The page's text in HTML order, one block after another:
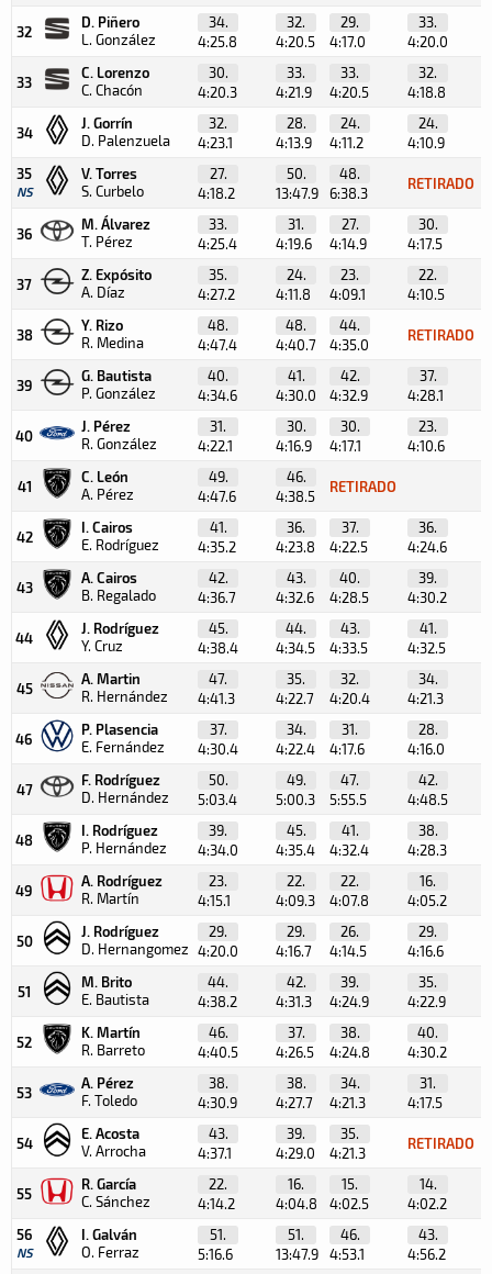
32
D. Piñero
L. González
34.
4:25.8
32.
4:20.5
29.
4:17.0
33.
4:20.0
33
C. Lorenzo
C. Chacón
30.
4:20.3
33.
4:21.9
33.
4:20.5
32.
4:18.8
34
J. Gorrín
D. Palenzuela
32.
4:23.1
28.
4:13.9
24.
4:11.2
24.
4:10.9
35
NS
V. Torres
S. Curbelo
27.
4:18.2
50.
13:47.9
48.
6:38.3
RETIRADO
36
M. Álvarez
T. Pérez
33.
4:25.4
31.
4:19.6
27.
4:14.9
30.
4:17.5
37
Z. Expósito
A. Díaz
35.
4:27.2
24.
4:11.8
23.
4:09.1
22.
4:10.5
38
Y. Rizo
R. Medina
48.
4:47.4
48.
4:40.7
44.
4:35.0
RETIRADO
39
G. Bautista
P. González
40.
4:34.6
41.
4:30.0
42.
4:32.9
37.
4:28.1
40
J. Pérez
R. González
31.
4:22.1
30.
4:16.9
30.
4:17.1
23.
4:10.6
41
C. León
A. Pérez
49.
4:47.6
46.
4:38.5
RETIRADO
42
I. Cairos
E. Rodríguez
41.
4:35.2
36.
4:23.8
37.
4:22.5
36.
4:24.6
43
A. Cairos
B. Regalado
42.
4:36.7
43.
4:32.6
40.
4:28.5
39.
4:30.2
44
J. Rodríguez
Y. Cruz
45.
4:38.4
44.
4:34.5
43.
4:33.5
41.
4:32.5
45
A. Martin
R. Hernández
47.
4:41.3
35.
4:22.7
32.
4:20.4
34.
4:21.3
46
P. Plasencia
E. Fernández
37.
4:30.4
34.
4:22.4
31.
4:17.6
28.
4:16.0
47
F. Rodríguez
D. Hernández
50.
5:03.4
49.
5:00.3
47.
5:55.5
42.
4:48.5
48
I. Rodríguez
P. Hernández
39.
4:34.0
45.
4:35.4
41.
4:32.4
38.
4:28.3
49
A. Rodríguez
R. Martín
23.
4:15.1
22.
4:09.3
22.
4:07.8
16.
4:05.2
50
J. Rodríguez
D. Hernangomez
29.
4:20.0
29.
4:16.7
26.
4:14.5
29.
4:16.6
51
M. Brito
E. Bautista
44.
4:38.2
42.
4:31.3
39.
4:24.9
35.
4:22.9
52
K. Martín
R. Barreto
46.
4:40.5
37.
4:26.5
38.
4:24.8
40.
4:30.2
53
A. Pérez
F. Toledo
38.
4:30.9
38.
4:27.7
34.
4:21.3
31.
4:17.5
54
E. Acosta
V. Arrocha
43.
4:37.1
39.
4:29.0
35.
4:21.3
RETIRADO
55
R. García
C. Sánchez
22.
4:14.2
16.
4:04.8
15.
4:02.5
14.
4:02.2
56
NS
I. Galván
O. Ferraz
51.
5:16.6
51.
13:47.9
46.
4:53.1
43.
4:56.2